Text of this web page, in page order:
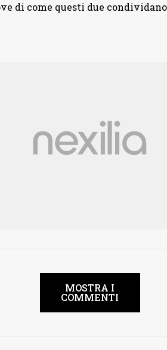
di come questi due
MOSTRA I
COMMENTI